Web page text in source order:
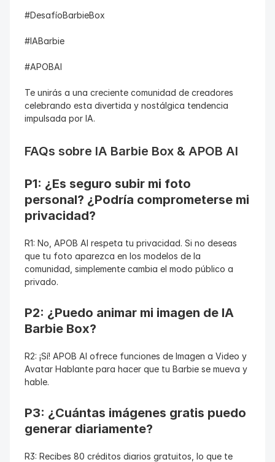
#DesafíoBarbieBox
#IABarbie
#APOBAI
Te unirás a una creciente comunidad de creadores
celebrando esta divertida y nostálgica tendencia
impulsada por IA.
FAQs sobre IA Barbie Box & APOB AI
P1: ¿Es seguro subir mi foto
personal? ¿Podría comprometerse mi
privacidad?
R1: No, APOB AI respeta tu privacidad. Si no deseas
que tu foto aparezca en los modelos de la
comunidad, simplemente cambia el modo público a
privado.
P2: ¿Puedo animar mi imagen de IA
Barbie Box?
R2: ¡Sí! APOB AI ofrece funciones de Imagen a Video y
Avatar Hablante para hacer que tu Barbie se mueva y
hable.
P3: ¿Cuántas imágenes gratis puedo
generar diariamente?
R3: Recibes 80 créditos diarios gratuitos, lo que te